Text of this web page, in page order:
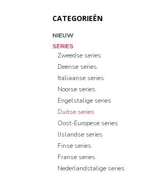
CATEGORIEËN
NIEUW
SERIES
Zweedse series
Deense series
Italiaanse series
Noorse series
Engelstalige series
Duitse series
Oost-Europese series
IJslandse series
Finse series
Franse series
Nederlandstalige series